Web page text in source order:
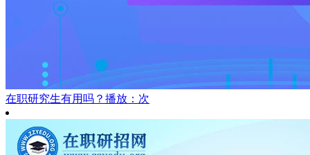
在职研究生有用吗？ 播放：次